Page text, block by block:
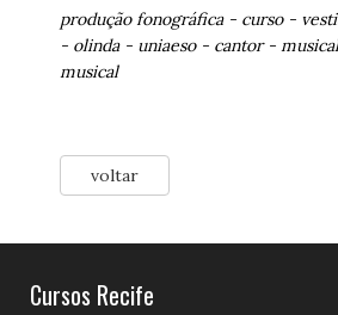
produção fonográfica- curso-
- olinda- uniaeso- cantor- musical
musical
voltar
Cursos Recife